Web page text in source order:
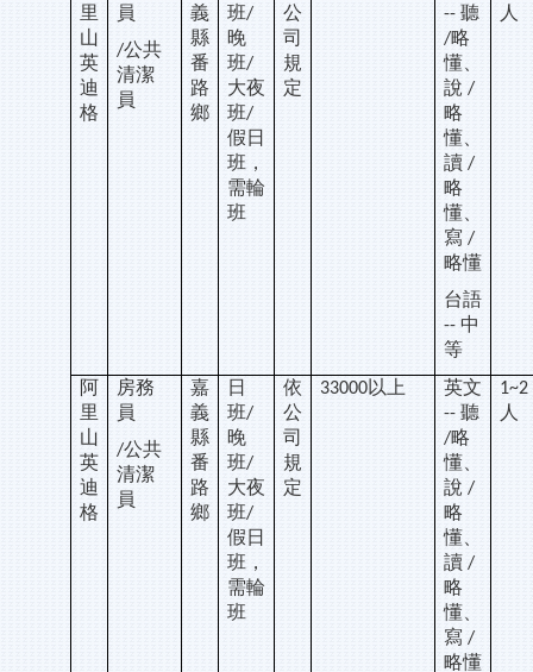
里
山
英
迪
格
員
/公共
清潔
員
義
縣
番
路
鄉
班/
晚
班/
大夜
班/
假日
班，
需輪
班
公
司
規
定
-- 聽
/略
懂、
說 /
略
懂、
讀 /
略
懂、
寫 /
略懂
台語
-- 中
等
人
阿
里
山
英
迪
格
房務
員
/公共
清潔
員
嘉
義
縣
番
路
鄉
日
班/
晚
班/
大夜
班/
假日
班，
需輪
班
依
公
司
規
定
33000以上 英文
-- 聽
/略
懂、
說 /
略
懂、
讀 /
略
懂、
寫 /
略懂
1~2
人